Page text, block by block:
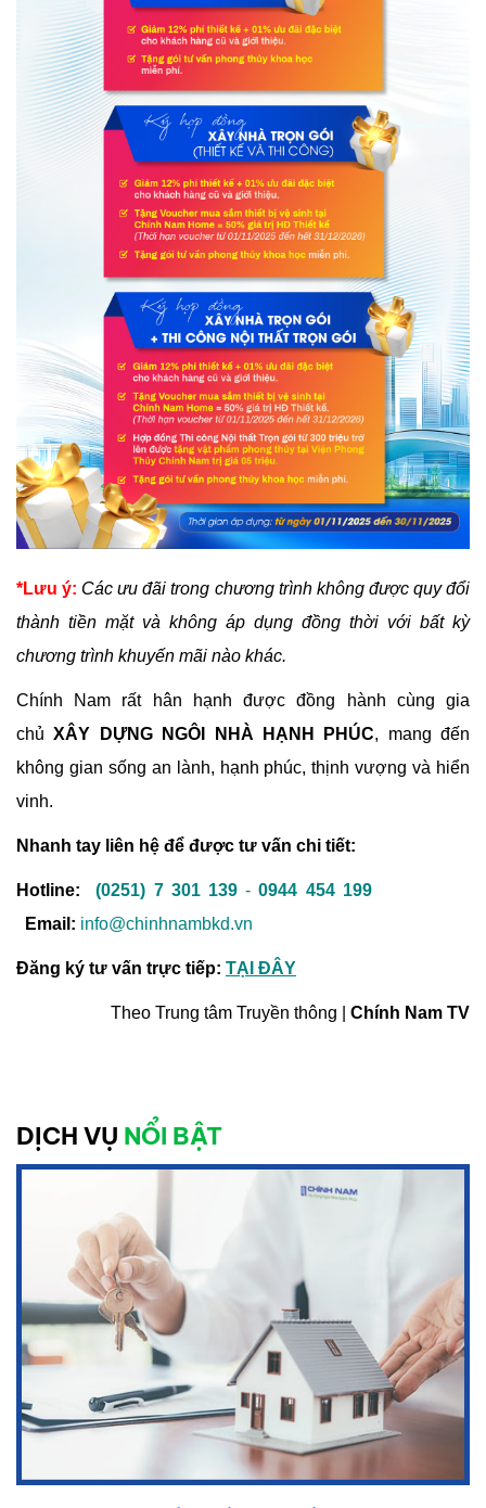
*Lưu ý: Các ưu đãi trong chương trình không được quy đổi
thành tiền mặt và không áp dụng đồng thời với bất kỳ
chương trình khuyến mãi nào khác.
Chính Nam rất hân hạnh được đồng hành cùng gia
chủXÂY DỰNG NGÔI NHÀ HẠNH PHÚC, mang đến
không gian sống an lành, hạnh phúc, thịnh vượng và hiển
vinh.
Nhanh tay liên hệ để được tư vấn chi tiết:
Hotline: (0251) 7 301 139- 0944 454 199
Email: info@chinhnambkd.vn
Đăng ký tư vấn trực tiếp: TẠI ĐÂY
Theo Trung tâm Truyền thông | Chính Nam TV
DỊCH VỤ NỔI BẬT